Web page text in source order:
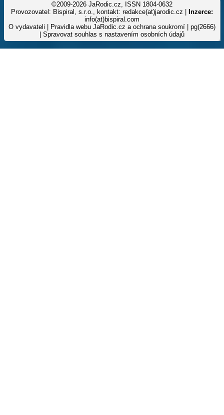
©2009-2026 JaRodic.cz, ISSN 1804-0632
Provozovatel: Bispiral, s.r.o., kontakt: redakce(at)jarodic.cz |
Inzerce:
info(at)bispiral.com
O vydavateli
Pravidla webu JaRodic.cz a ochrana soukromí | pg(2666)
Spravovat souhlas s nastavením osobních údajů